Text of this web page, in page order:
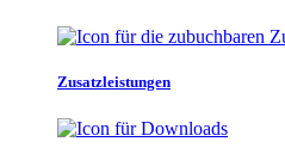
Zusatzleistungen